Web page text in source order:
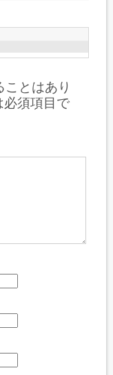
ことはあり
必須項目で